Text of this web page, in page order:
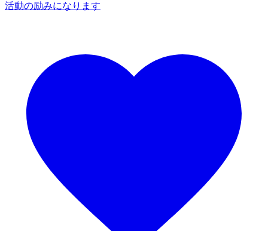
活動の励みになります